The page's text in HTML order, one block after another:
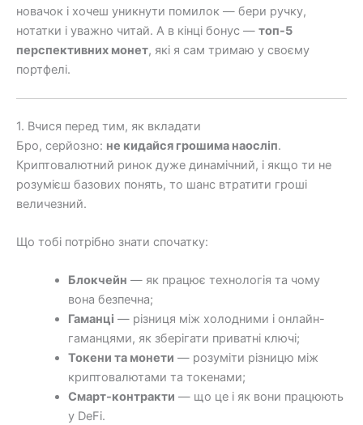
новачок і хочеш уникнути помилок — бери ручку,
нотатки і уважно читай. А в кінці бонус — топ-5
перспективних монет, які я сам тримаю у своєму
портфелі.
1. Вчися перед тим, як вкладати
Бро, серйозно: не кидайся грошима наосліп.
Криптовалютний ринок дуже динамічний, і якщо ти не
розумієш базових понять, то шанс втратити гроші
величезний.
Що тобі потрібно знати спочатку:
Блокчейн — як працює технологія та чому
вона безпечна;
Гаманці — різниця між холодними і онлайн-
гаманцями, як зберігати приватні ключі;
Токени та монети — розуміти різницю між
криптовалютами та токенами;
Смарт-контракти — що це і як вони працюють
у DeFi.